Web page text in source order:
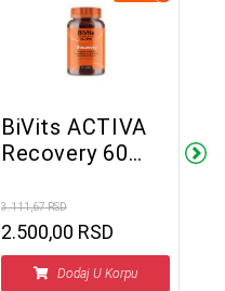
BiVits ACTIVA
Recovery 60
3.111,67 RSD
2.500,00 RSD
Dodaj U Korpu